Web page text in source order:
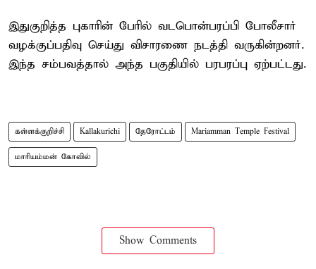
இதுகுறித்த புகாரின் பேரில் வடபொன்பரப்பி போலீசார்
வழக்குப்பதிவு செய்து விசாரணை நடத்தி வருகின்றனர்.
இந்த சம்பவத்தால் அந்த பகுதியில் பரபரப்பு ஏற்பட்டது.
கள்ளக்குறிச்சி Kallakurichi தேரோட்டம் Mariamman Temple Festival
மாரியம்மன் கோவில்
Show Comments